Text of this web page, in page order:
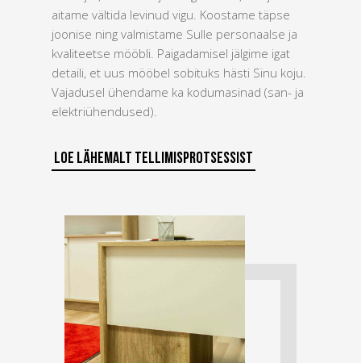
aitame vältida levinud vigu. Koostame täpse
joonise ning valmistame Sulle personaalse ja
kvaliteetse mööbli. Paigadamisel jälgime igat
detaili, et uus mööbel sobituks hästi Sinu koju.
Vajadusel ühendame ka kodumasinad (san- ja
elektriühendused).
Loe lähemalt tellimisprotsessist